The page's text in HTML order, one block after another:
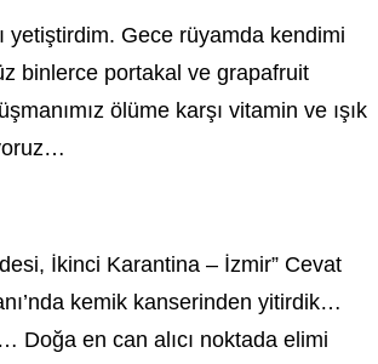
yetiştirdim. Gece rüyamda kendimi
binlerce portakal ve grapafruit
ölüme karşı vitamin ve ışık
İkinci Karantina – İzmir” Cevat
kemik kanserinden yitirdik…
Doğa en can alıcı noktada elimi